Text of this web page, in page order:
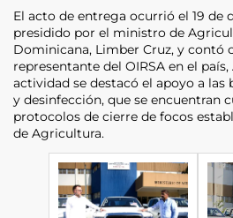
El acto de entrega ocurrió el 19 de
presidido por el ministro de
Dominicana, Limber Cruz, y contó
representante del OIRSA en el
actividad se destacó el apoyo a las
y desinfección, que se encuentran
protocolos de cierre de focos
de Agricultura.